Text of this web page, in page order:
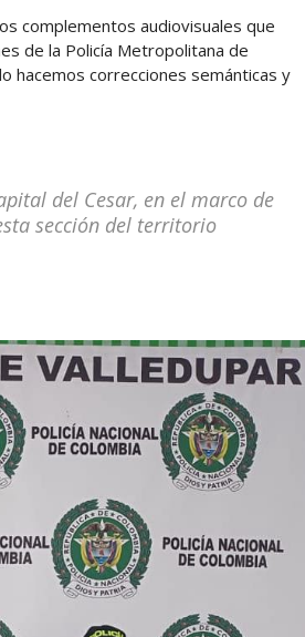
complementos audiovisuales que
de la Policía Metropolitana de
hacemos correcciones semánticas y
del Cesar, en el marco de
sección del territorio